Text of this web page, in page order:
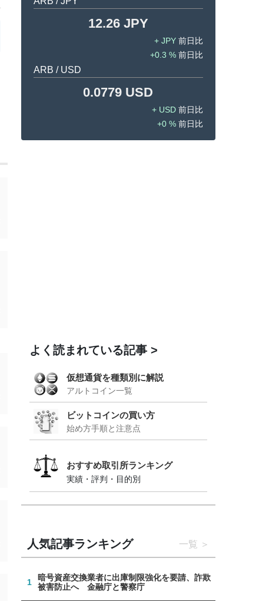
12.26 JPY
JPY
0.3 %
ARB / USD
0.0779 USD
USD
0 %
よく読まれている記事
仮想通貨を種類別に解説
アルトコイン一覧
ビットコインの買い方
始め方手順と注意点
おすすめ取引所ランキング
実績・評判・目的別
人気記事ランキング 一覧
1
暗号資産交換業者に出庫制限強化を要請、詐欺
被害防止へ 金融庁と警察庁